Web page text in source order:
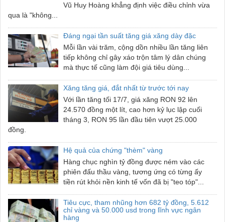
Vũ Huy Hoàng khẳng định việc điều chỉnh vừa
qua là "không...
Đáng ngại tần suất tăng giá xăng dày đặc
Mỗi lần vài trăm, cộng dồn nhiều lần tăng liên
tiếp không chỉ gây xáo trộn tâm lý dân chúng
mà thực tế cũng làm đội giá tiêu dùng...
Xăng tăng giá, đắt nhất từ trước tới nay
Với lần tăng tối 17/7, giá xăng RON 92 lên
24.570 đồng một lít, cao hơn kỷ lục lập cuối
tháng 3, RON 95 lần đầu tiên vượt 25.000
đồng.
Hệ quả của chứng "thèm" vàng
Hàng chục nghìn tỷ đồng được ném vào các
phiên đấu thầu vàng, tương ứng có từng ấy
tiền rút khỏi nền kinh tế vốn đã bị "teo tóp"...
Tiêu cực, tham nhũng hơn 682 tỷ đồng, 5.612
chỉ vàng và 50.000 usd trong lĩnh vực ngân
hàng